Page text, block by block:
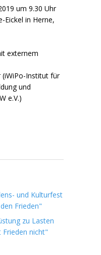
um 9.30 Uhr
Eickel in Herne,
externem
Institut für
und
e.V.)
und Kulturfest
Frieden"
zu Lasten
Frieden nicht"